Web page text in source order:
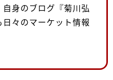
身のブログ『菊川弘
々のマーケット情報